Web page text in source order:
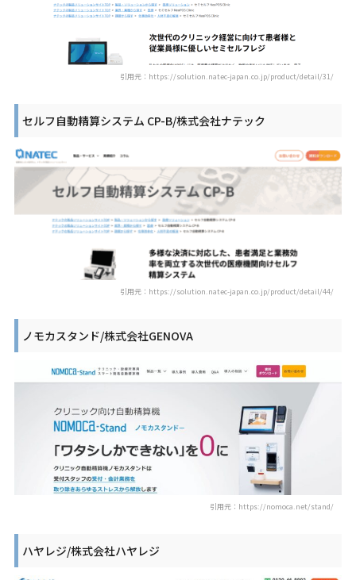
引用元：https://solution.natec-japan.co.jp/product/detail/31/
セルフ自動精算システム CP-B/株式会社ナテック
引用元：https://solution.natec-japan.co.jp/product/detail/44/
ノモカスタンド/株式会社GENOVA
引用元：https://nomoca.net/stand/
ハヤレジ/株式会社ハヤレジ